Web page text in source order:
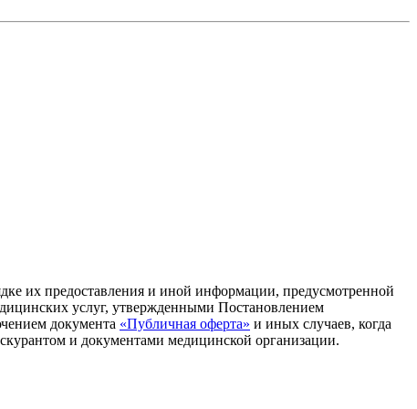
их предоставления и иной информации, предусмотренной
услуг, утвержденными Постановлением
документа «Публичная оферта» и иных случаев, когда
и документами медицинской организации.